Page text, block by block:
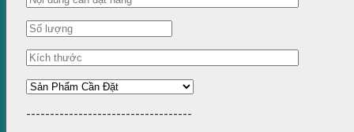
-----------------------------------